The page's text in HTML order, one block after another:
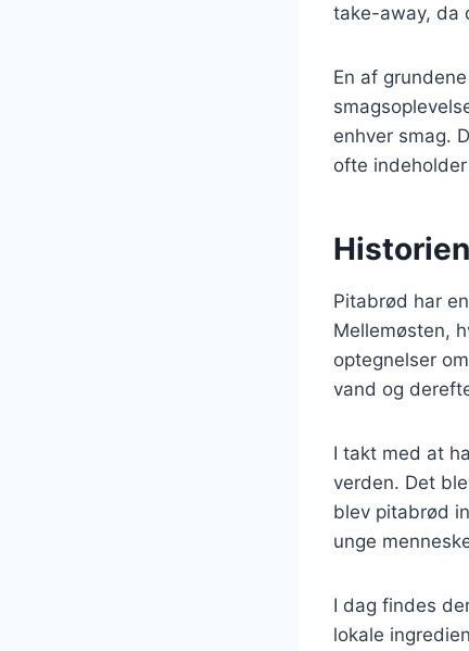
take-away, da
En af
enhver smag.
ofte
Pitabrød har
Mellemøsten,
optegnelser
vand og
I takt med at
verden. Det
blev pitabrød
unge
I dag findes
lokale